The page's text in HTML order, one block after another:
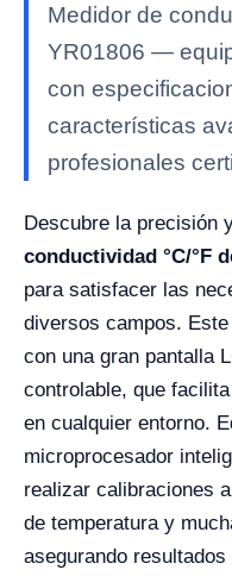
Medidor de
YR01806 —
con
características
profesionales
Descubre la precisión
conductividad °C/°F
para satisfacer las
diversos campos.
con una gran pantalla
controlable, que
en cualquier entorno.
microprocesador
realizar calibraciones
de temperatura y
asegurando